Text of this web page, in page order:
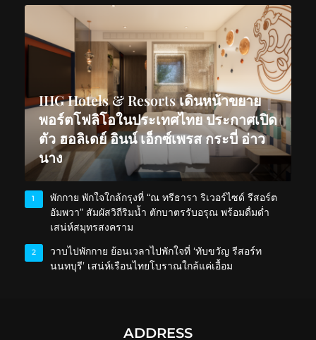
IHG Hotels & Resorts เดินหน้าขยาย
พอร์ตโฟลิโอในประเทศไทย ประกาศเปิด
ตัว ฮอลิเดย์ อินน์ เอ็กซ์เพรส กระบี่ อ่าว
นาง
1
พักกาย พักใจใกล้กรุงที่ “ณ ทรีธารา ริเวอร์ไซด์ รีสอร์ต
อัมพวา” สัมผัสวิถีริมน้ำ ตักบาตรรับอรุณ พร้อมดื่มด่ำ
เสน่ห์สมุทรสงคราม
2
วาบไปพักกาย ย้อนเวลาไปพักใจที่ ‘ทับขวัญ รีสอร์ท
นนทบุรี’ เสน่ห์เรือนไทยโบราณใกล้แค่เอื้อม
ADDRESS